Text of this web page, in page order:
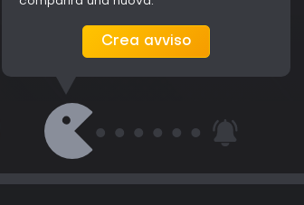
Crea avviso